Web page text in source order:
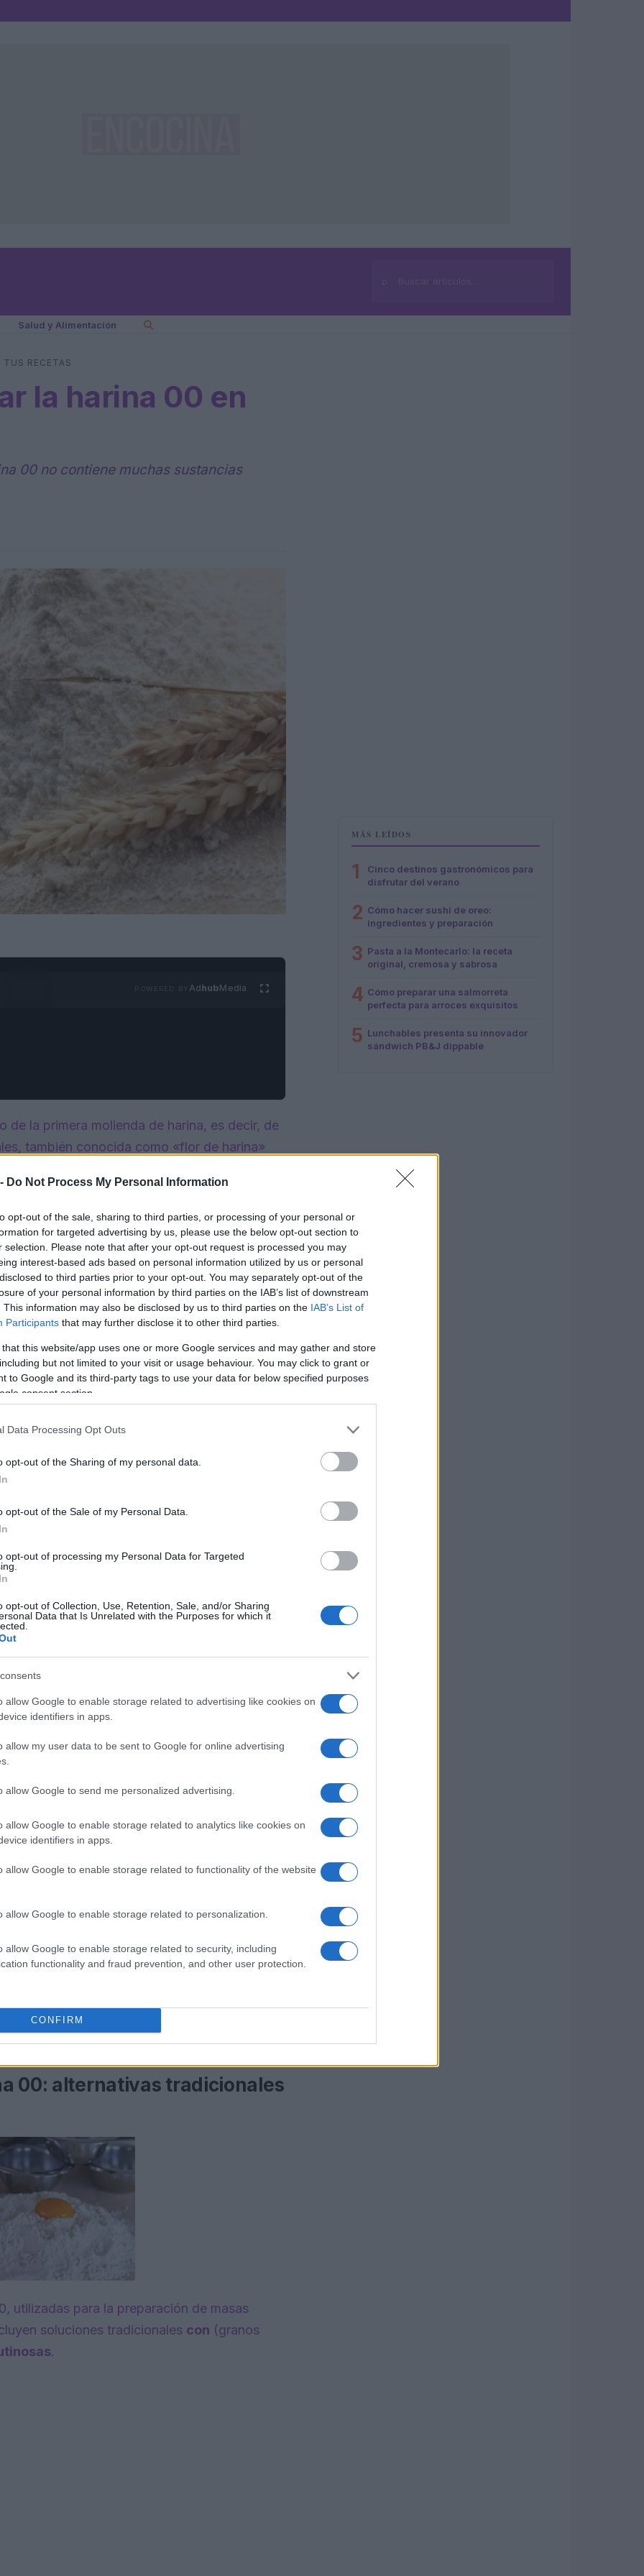
Do Not Process My Personal Information
opt-out of the sale, sharing to third parties, or processing of your personal or
for targeted advertising by us, please use the below opt-out section to
selection. Please note that after your opt-out request is processed you may
interest-based ads based on personal information utilized by us or personal
to third parties prior to your opt-out. You may separately opt-out of the
of your personal information by third parties on the IAB’s list of downstream
This information may also be disclosed by us to third parties on the IAB’s List of
Participants that may further disclose it to other third parties.
that this website/app uses one or more Google services and may gather and store
but not limited to your visit or usage behaviour. You may click to grant or
to Google and its third-party tags to use your data for below specified purposes
consent section.
Data Processing Opt Outs
opt-out of the Sharing of my personal data.
opt-out of the Sale of my Personal Data.
opt-out of processing my Personal Data for Targeted
opt-out of Collection, Use, Retention, Sale, and/or Sharing
Data that Is Unrelated with the Purposes for which it
allow Google to enable storage related to advertising like cookies on
identifiers in apps.
allow my user data to be sent to Google for online advertising
allow Google to send me personalized advertising.
allow Google to enable storage related to analytics like cookies on
identifiers in apps.
allow Google to enable storage related to functionality of the website
allow Google to enable storage related to personalization.
allow Google to enable storage related to security, including
functionality and fraud prevention, and other user protection.
CONFIRM
⌕Buscar
Salud y Alimentación
RECETAS
la harina 00 en
00 no contiene muchas sustancias
AdhubMedia
de la primera molienda de harina, es decir, de
también conocida como «flor de harina»
utilizada para muchas preparaciones
hasta dulces (perfectos para pasta fresca,
00no contiene muchas sustancias
lo que la convierte en una harina con un
peligrosa para aquellos que sufren
menos refinados y con más
la harina 00 en diversas
00: alternativas tradicionales
utilizadas para la preparación de masas
soluciones tradicionales con (granos
.
MÁS LEÍDOS
1
Cinco destinos gastronómicos para
disfrutar del verano
2 Cómo hacer sushi de oreo:
ingredientes y preparación
3 Pasta a la Montecarlo: la receta
original, cremosa y sabrosa
4 Cómo preparar una salmorreta
perfecta para arroces exquisitos
5 Lunchables presenta su innovador
sándwich PB&J dippable